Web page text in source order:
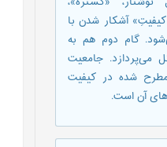
آشکار شدن با
گام دوم هم به
می‌پردازد. جامعیت
شده در کیفیت
آن است.